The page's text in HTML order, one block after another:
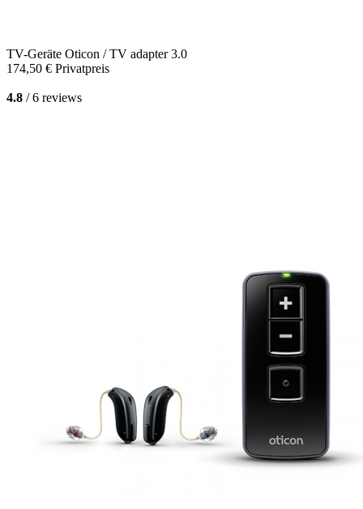
TV-Geräte Oticon / TV adapter 3.0
174,50 € Privatpreis
4.8 / 6 reviews